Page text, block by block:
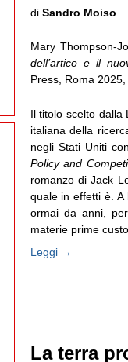
di Sandro Moiso
Mary Thompson-
dell’artico e il
Press, Roma
Il titolo scelto dalla
italiana della
negli Stati Uniti
Policy and
romanzo di Jack
quale in effetti è.
ormai da anni,
materie prime
Leggi →
La terra